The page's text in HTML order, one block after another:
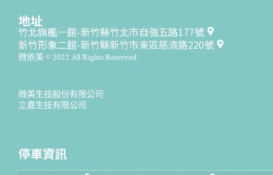
地址
竹北旗艦一館-新竹縣竹北市自強五路177號
新竹形象二館-新竹縣新竹市東區慈濟路220號
微依美 © 2022 All Rights Reserved.
微美生技股份有限公司
立嘉生技有限公司
停車資訊